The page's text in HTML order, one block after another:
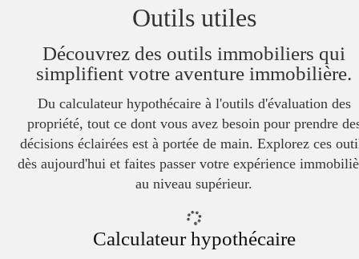
Outils utiles
Découvrez des outils immobiliers qui
simplifient votre aventure immobilière.
Du calculateur hypothécaire à l'outils d'évaluation des
propriété, tout ce dont vous avez besoin pour prendre
décisions éclairées est à portée de main. Explorez ces
dès aujourd'hui et faites passer votre expérience
au niveau supérieur.
Calculateur hypothécaire